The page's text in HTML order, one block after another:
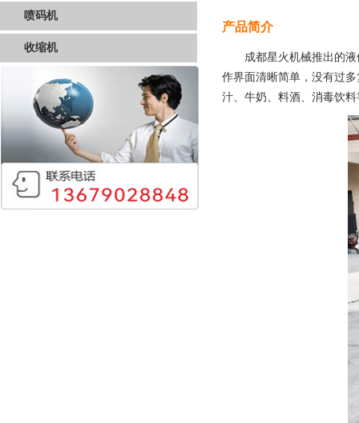
喷码机
收缩机
产品简介
成都星火机械推出的
作界面清晰简单，没有过
汁、牛奶、料酒、消毒饮